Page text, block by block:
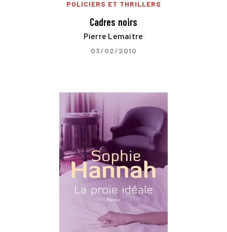
POLICIERS ET THRILLERS
Cadres noirs
Pierre Lemaitre
03/02/2010